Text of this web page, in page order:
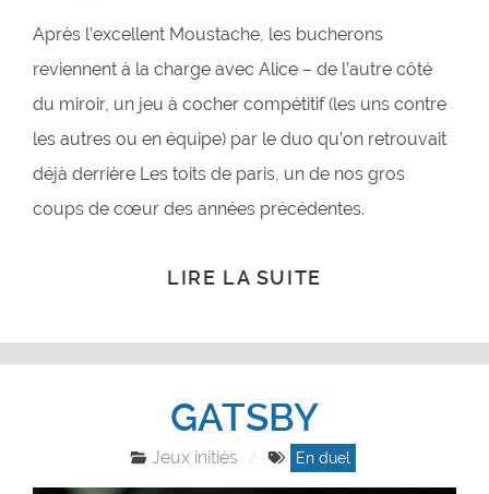
Après l’excellent Moustache, les bucherons
reviennent à la charge avec Alice – de l’autre côté
du miroir, un jeu à cocher compétitif (les uns contre
les autres ou en équipe) par le duo qu’on retrouvait
déjà derrière Les toits de paris, un de nos gros
coups de cœur des années précédentes.
LIRE LA SUITE
GATSBY
Jeux initiés En duel